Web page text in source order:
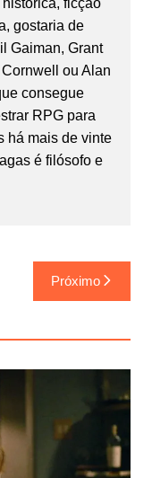
gostaria de
Gaiman, Grant
ou Alan
consegue
RPG para
há mais de vinte
é filósofo e
Próximo